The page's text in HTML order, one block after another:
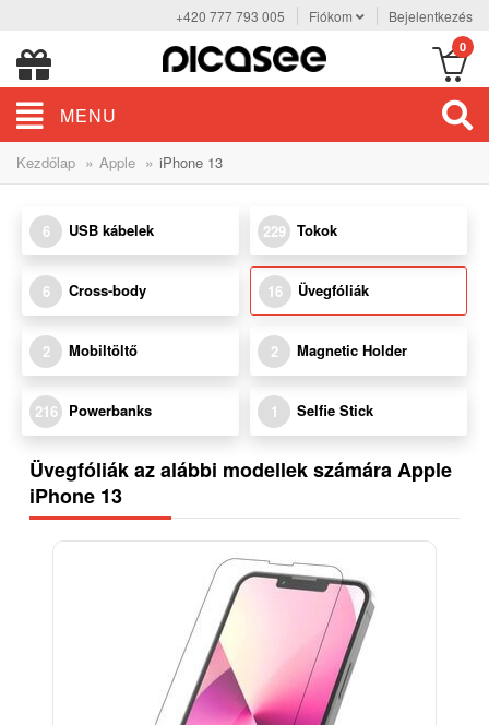
+420 777 793 005 Fiókom Bejelentkezés
0
MENU
Kezdőlap » Apple » iPhone 13
6 USB kábelek 229 Tokok
6 Cross-body 16 Üvegfóliák
2 Mobiltöltő 2 Magnetic Holder
216 Powerbanks 1 Selfie Stick
Üvegfóliák az alábbi modellek számára Apple
iPhone 13